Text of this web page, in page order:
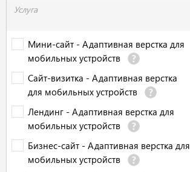
Услуга
Мини-сайт - Адаптивная верстка для
мобильных устройств
Сайт-визитка - Адаптивная верстка
для мобильных устройств
Лендинг - Адаптивная верстка для
мобильных устройств
Бизнес-сайт - Адаптивная верстка для
мобильных устройств